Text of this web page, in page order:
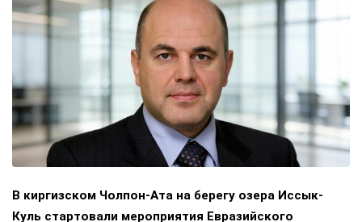
В киргизском Чолпон-Ата на берегу озера Иссык-
Куль стартовали мероприятия Евразийского